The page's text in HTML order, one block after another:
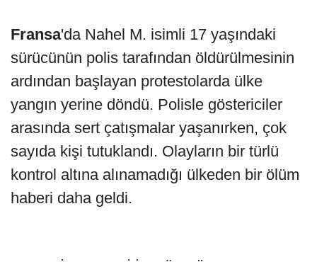
Fransa'da Nahel M. isimli 17 yaşındaki
sürücünün polis tarafından öldürülmesinin
ardından başlayan protestolarda ülke
yangın yerine döndü. Polisle göstericiler
arasında sert çatışmalar yaşanırken, çok
sayıda kişi tutuklandı. Olayların bir türlü
kontrol altına alınamadığı ülkeden bir ölüm
haberi daha geldi.